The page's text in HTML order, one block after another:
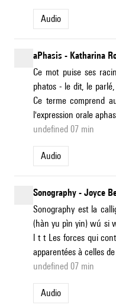
Audio
aPhasis - Katharina
Ce mot puise ses
phatos - le dit, le
Ce terme comprend
l'expression orale
undefined 07 min
Audio
Sonography - Joyce
Sonography est la
(hàn yu pìn yin) wú si
l t t Les forces qui
apparentées à celles
undefined 07 min
Audio